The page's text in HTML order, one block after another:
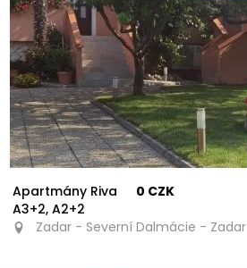
Apartmány Riva
A3+2, A2+2
0 CZK
Zadar - Severní Dalmácie - Zadar